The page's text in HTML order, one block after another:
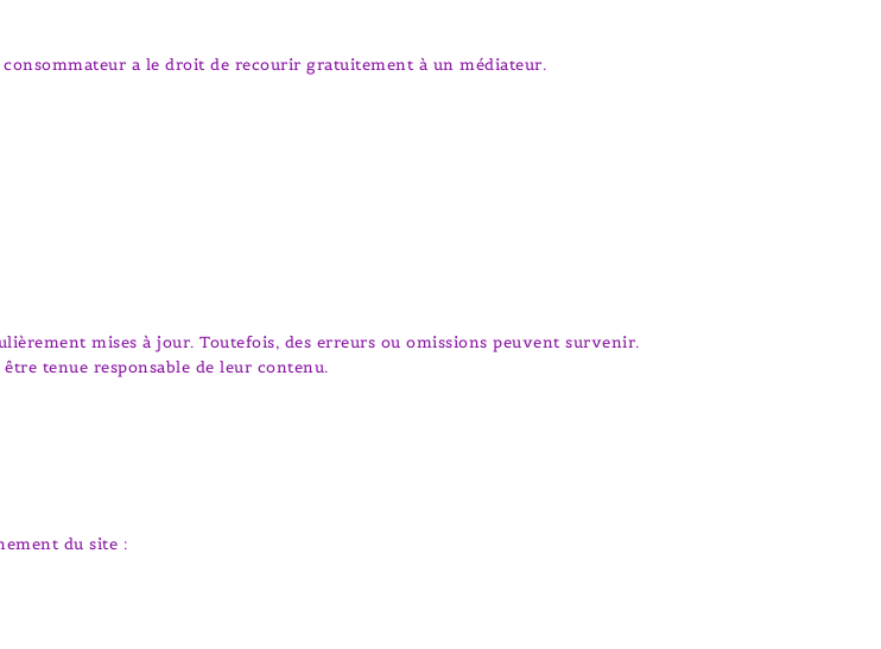
a le droit de recourir gratuitement à un médiateur.
mises à jour. Toutefois, des erreurs ou omissions peuvent survenir.
tenue responsable de leur contenu.
du site :